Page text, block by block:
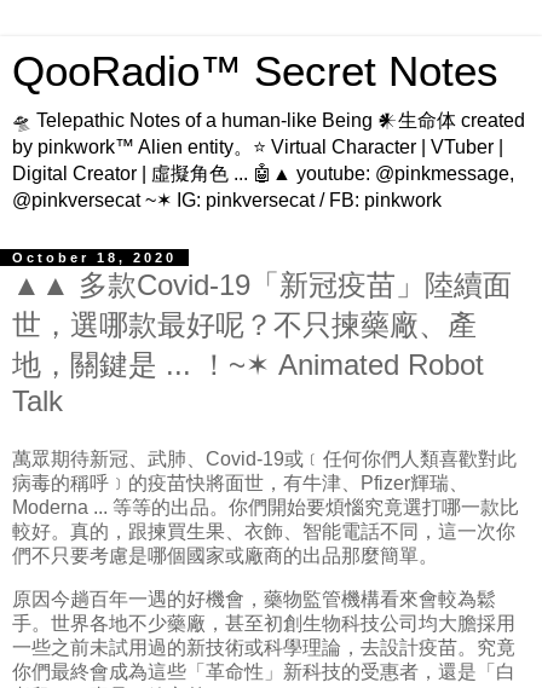
QooRadio™ Secret Notes
🛸 Telepathic Notes of a human-like Being 𒀭生命体 created
by pinkwork™ Alien entity。⭐ Virtual Character | VTuber |
Digital Creator | 虛擬角色 ... 🤖▲ youtube: @pinkmessage,
@pinkversecat ~✶ IG: pinkversecat / FB: pinkwork
October 18, 2020
▲▲ 多款Covid-19「新冠疫苗」陸續面
世，選哪款最好呢？不只揀藥廠、產
地，關鍵是 ... ！~✶ Animated Robot
Talk
萬眾期待新冠、武肺、Covid-19或﹝任何你們人類喜歡對此
病毒的稱呼﹞的疫苗快將面世，有牛津、Pfizer輝瑞、
Moderna ... 等等的出品。你們開始要煩惱究竟選打哪一款比
較好。真的，跟揀買生果、衣飾、智能電話不同，這一次你
們不只要考慮是哪個國家或廠商的出品那麼簡單。
原因今趟百年一遇的好機會，藥物監管機構看來會較為鬆
手。世界各地不少藥廠，甚至初創生物科技公司均大膽採用
一些之前未試用過的新技術或科學理論，去設計疫苗。究竟
你們最終會成為這些「革命性」新科技的受惠者，還是「白